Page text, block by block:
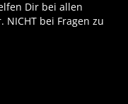
Dir bei allen
bei Fragen zu